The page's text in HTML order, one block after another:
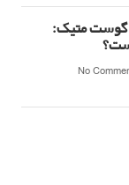
گوست متیک:
No